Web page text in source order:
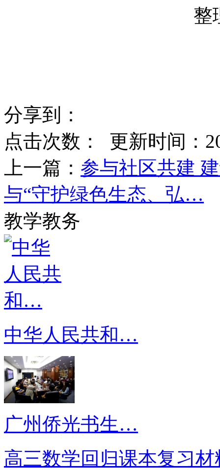
整
分享到：
点击次数：
更新时间：
上一篇： 参与社区共建
与“守护绿色生态、弘…
教学教务
中华人民共和…
广州侨光书生…
高三数学回归课本复习